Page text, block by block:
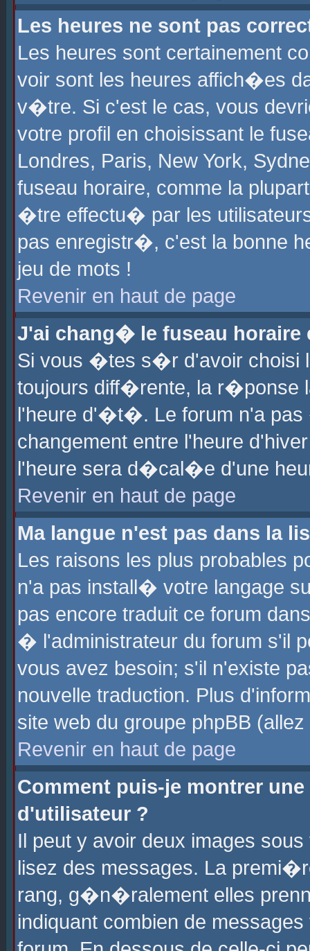
Les heures ne sont pas
Les heures sont certainement
voir sont les heures affich�es
v�tre. Si c'est le cas, vous
votre profil en choisissant le
Londres, Paris, New York,
fuseau horaire, comme la
�tre effectu� par les
pas enregistr�, c'est la bonne
jeu de mots !
Revenir en haut de page
J'ai chang� le fuseau horaire
Si vous �tes s�r d'avoir choisi
toujours diff�rente, la r�ponse
l'heure d'�t�. Le forum n'a
changement entre l'heure
l'heure sera d�cal�e d'une
Revenir en haut de page
Ma langue n'est pas dans la
Les raisons les plus probables
n'a pas install� votre langage
pas encore traduit ce forum
� l'administrateur du forum s'il
vous avez besoin; s'il n'existe
nouvelle traduction. Plus
site web du groupe phpBB
Revenir en haut de page
Comment puis-je montrer
d'utilisateur ?
Il peut y avoir deux images
lisez des messages. La
rang, g�n�ralement elles
indiquant combien de